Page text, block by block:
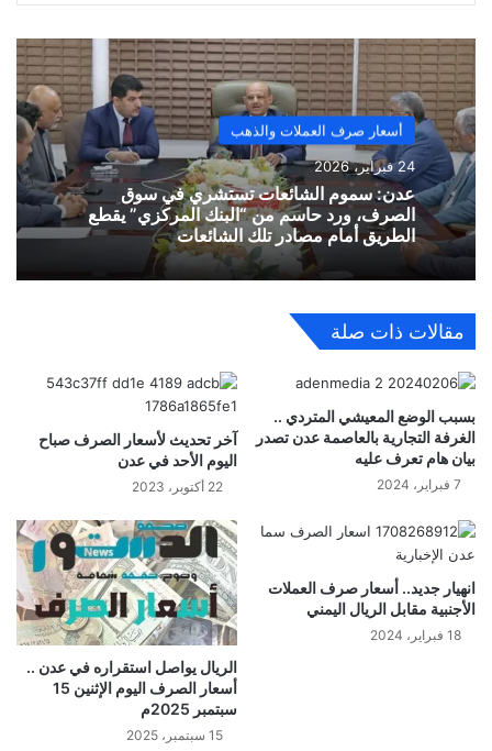
أسعار صرف العملات والذهب
24 فبراير، 2026
​عدن: سموم الشائعات تستشري في سوق
الصرف، ورد حاسم من “البنك المركزي” يقطع
الطريق أمام مصادر تلك الشائعات
مقالات ذات صلة
بسبب الوضع المعيشي المتردي ..
الغرفة التجارية بالعاصمة عدن تصدر
بيان هام تعرف عليه
7 فبراير، 2024
آخر تحديث لأسعار الصرف صباح
اليوم الأحد في عدن
22 أكتوبر، 2023
انهيار جديد.. أسعار صرف العملات
الأجنبية مقابل الريال اليمني
18 فبراير، 2024
الريال يواصل استقراره في عدن ..
أسعار الصرف اليوم الإثنين 15
سبتمبر 2025م
15 سبتمبر، 2025